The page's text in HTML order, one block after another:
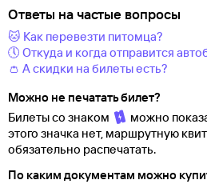
Ответы на частые вопросы
🐱 Как перевезти питомца?
🕔 Откуда и когда отправится
👛 А скидки на билеты есть?
Можно не печатать билет?
Билеты со знаком
можно
этого значка нет, маршрутную
обязательно распечатать.
По каким документам можно